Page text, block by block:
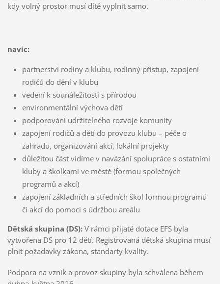
kdy volný prostor musí dítě vyplnit samo.
navíc:
partnerství rodiny a klubu, rodinný přístup, zapojení
rodičů do dění v klubu
vedení k sounáležitosti s přírodou
environmentální výchova dětí
podporování udržitelného rozvoje komunity
zapojení rodičů a dětí do provozu klubu – péče o
zahradu, organizování akcí, lokální projekty
důležitou část vidíme v navázání spolupráce s ostatními
kluby a školkami ve městě (formou společných
programů a akcí)
zapojení základních a středních škol formou programů
či akcí do pomoci s údržbou areálu
Dětská skupina (DS): V rámci přijaté dotace EFS byla
vytvořena DS pro 12 dětí. Registrovaná dětská skupina musí
plnit požadavky zákona, standarty kvality.
Podpora na vznik a provoz skupiny byla schválena během